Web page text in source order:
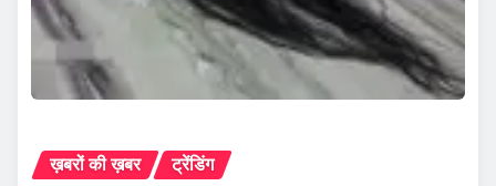
ख़बरों की ख़बर ट्रेंडिंग